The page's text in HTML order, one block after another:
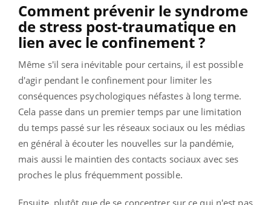
Comment prévenir le syndrome
de stress post-traumatique en
lien avec le confinement ?
Même s'il sera inévitable pour certains, il est possible
d'agir pendant le confinement pour limiter les
conséquences psychologiques néfastes à long terme.
Cela passe dans un premier temps par une limitation
du temps passé sur les réseaux sociaux ou les médias
en général à écouter les nouvelles sur la pandémie,
mais aussi le maintien des contacts sociaux avec ses
proches le plus fréquemment possible.